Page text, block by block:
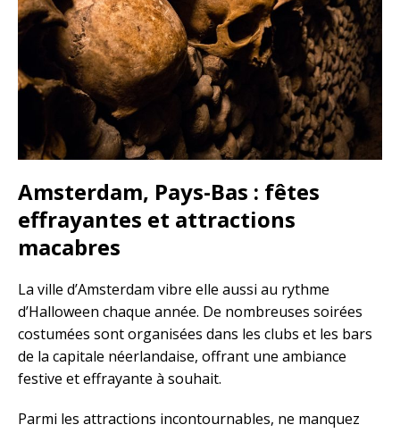
Amsterdam, Pays-Bas : fêtes
effrayantes et attractions
macabres
La ville d’Amsterdam vibre elle aussi au rythme
d’Halloween chaque année. De nombreuses soirées
costumées sont organisées dans les clubs et les bars
de la capitale néerlandaise, offrant une ambiance
festive et effrayante à souhait.
Parmi les attractions incontournables, ne manquez